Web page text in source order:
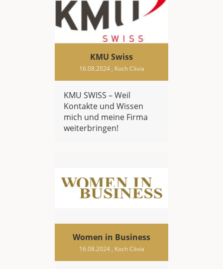
KMU Swiss
16.08.2024, Koch Clivia
KMU SWISS – Weil
Kontakte und Wissen
mich und meine Firma
weiterbringen!
Women in Business
16.08.2024, Koch Clivia